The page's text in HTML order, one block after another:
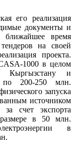
его реализация
документы и
ближайшее время
на своей
проекта.
1000 в целом
Кыргызстану и
по 200-250 млн.
запуска
источником
счет экспорта
в 50 млн.
в